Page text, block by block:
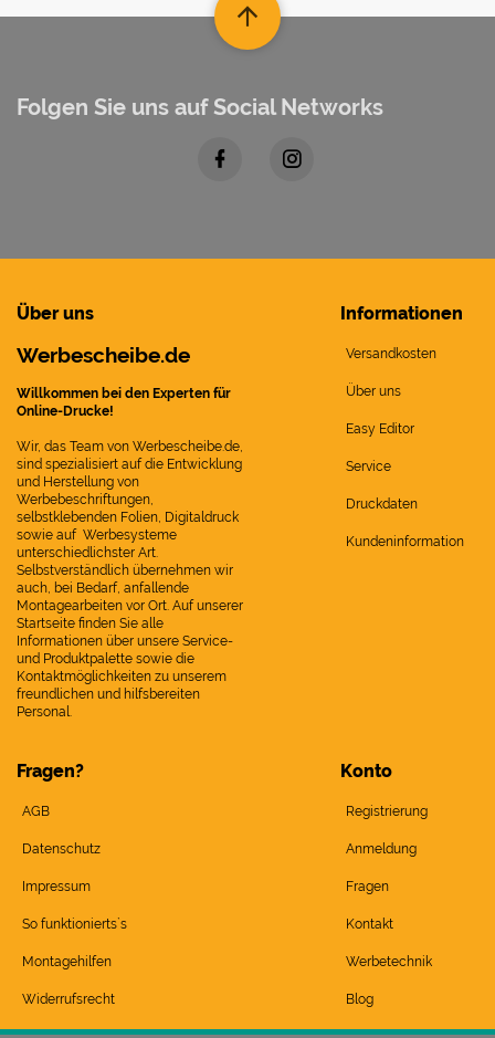
Folgen Sie uns auf Social Networks
Über uns
Werbescheibe.de
Willkommen bei den Experten für
Online-Drucke!
Wir, das Team von Werbescheibe.de,
sind spezialisiert auf die Entwicklung
und Herstellung von
Werbebeschriftungen,
selbstklebenden Folien, Digitaldruck
sowie auf Werbesysteme
unterschiedlichster Art.
Selbstverständlich übernehmen wir
auch, bei Bedarf, anfallende
Montagearbeiten vor Ort. Auf unserer
Startseite finden Sie alle
Informationen über unsere Service-
und Produktpalette sowie die
Kontaktmöglichkeiten zu unserem
freundlichen und hilfsbereiten
Personal.
Informationen
Versandkosten
Über uns
Easy Editor
Service
Druckdaten
Kundeninformation
Fragen?
AGB
Datenschutz
Impressum
So funktionierts`s
Montagehilfen
Widerrufsrecht
Konto
Registrierung
Anmeldung
Fragen
Kontakt
Werbetechnik
Blog